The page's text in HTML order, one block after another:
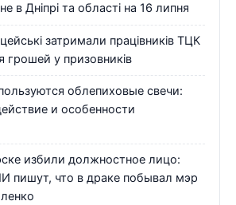
в Дніпрі та області на 16 липня
затримали працівників ТЦК
грошей у призовників
облепиховые свечи:
и особенности
избили должностное лицо:
пишут, что в драке побывал мэр